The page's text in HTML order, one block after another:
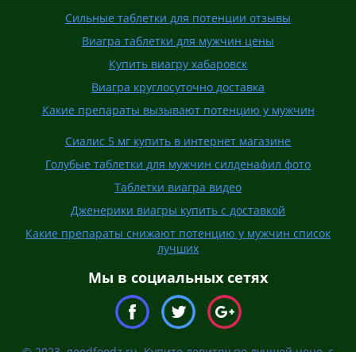
Сильные таблетки для потенции отзывы
Виагра таблетки для мужчин цены
Купить виагру хабаровск
Виагра круглосуточно доставка
Какие препараты вызывают потенцию у мужчин
Сиалис 5 мг купить в интернет магазине
Голубые таблетки для мужчин силденафил фото
Таблетки виагра видео
Дженерики виагры купить с доставкой
Какие препараты снижают потенцию у мужчин список
лучших
Мы в социальных сетях